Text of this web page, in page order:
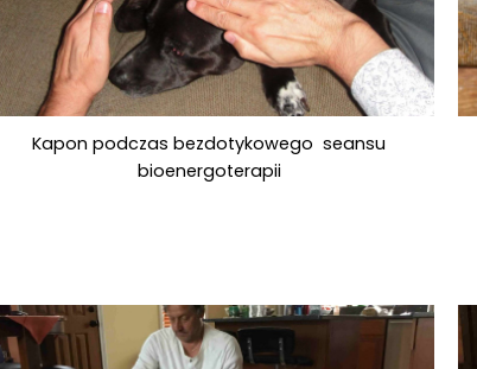
Kapon podczas bezdotykowego seansu
bioenergoterapii